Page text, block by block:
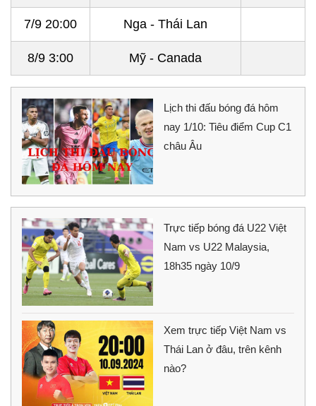
7/9 20:00 Nga - Thái Lan
8/9 3:00 Mỹ - Canada
Lịch thi đấu bóng đá hôm
nay 1/10: Tiêu điểm Cup C1
châu Âu
Trực tiếp bóng đá U22 Việt
Nam vs U22 Malaysia,
18h35 ngày 10/9
Xem trực tiếp Việt Nam vs
Thái Lan ở đâu, trên kênh
nào?